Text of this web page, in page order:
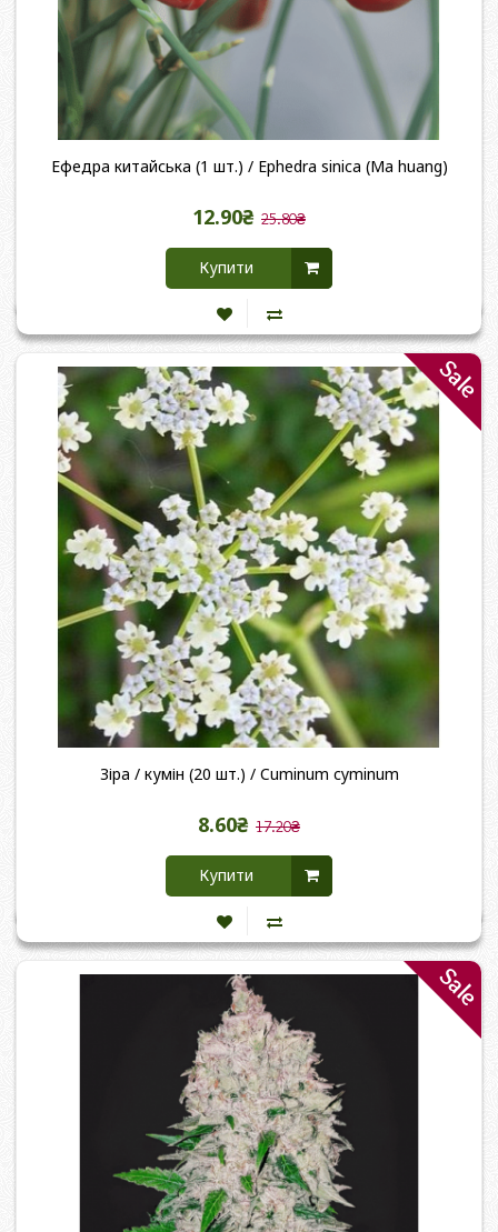
Ефедра китайська (1 шт.) / Ephedra sinica (Ma huang)
12.90₴ 25.80₴
Купити
Sale
Зіра / кумін (20 шт.) / Cuminum cyminum
8.60₴ 17.20₴
Купити
Sale